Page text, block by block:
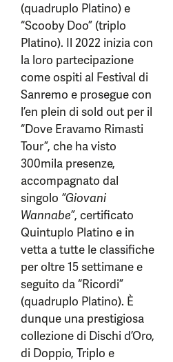
(quadruplo Platino) e
“Scooby Doo” (triplo
Platino). Il 2022 inizia con
la loro partecipazione
come ospiti al Festival di
Sanremo e prosegue con
l’en plein di sold out per il
“Dove Eravamo Rimasti
Tour”, che ha visto
300mila presenze,
accompagnato dal
singolo “Giovani
Wannabe”, certificato
Quintuplo Platino e in
vetta a tutte le classifiche
per oltre 15 settimane e
seguito da “Ricordi”
(quadruplo Platino). È
dunque una prestigiosa
collezione di Dischi d’Oro,
di Doppio, Triplo e